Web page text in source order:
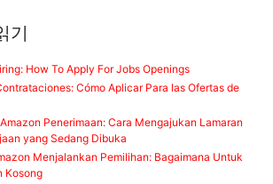
기
How To Apply For Jobs Openings
Cómo Aplicar Para las Ofertas de
Amazon Penerimaan: Cara Mengajukan Lamaran
yang Sedang Dibuka
Menjalankan Pemilihan: Bagaimana Untuk
Kosong